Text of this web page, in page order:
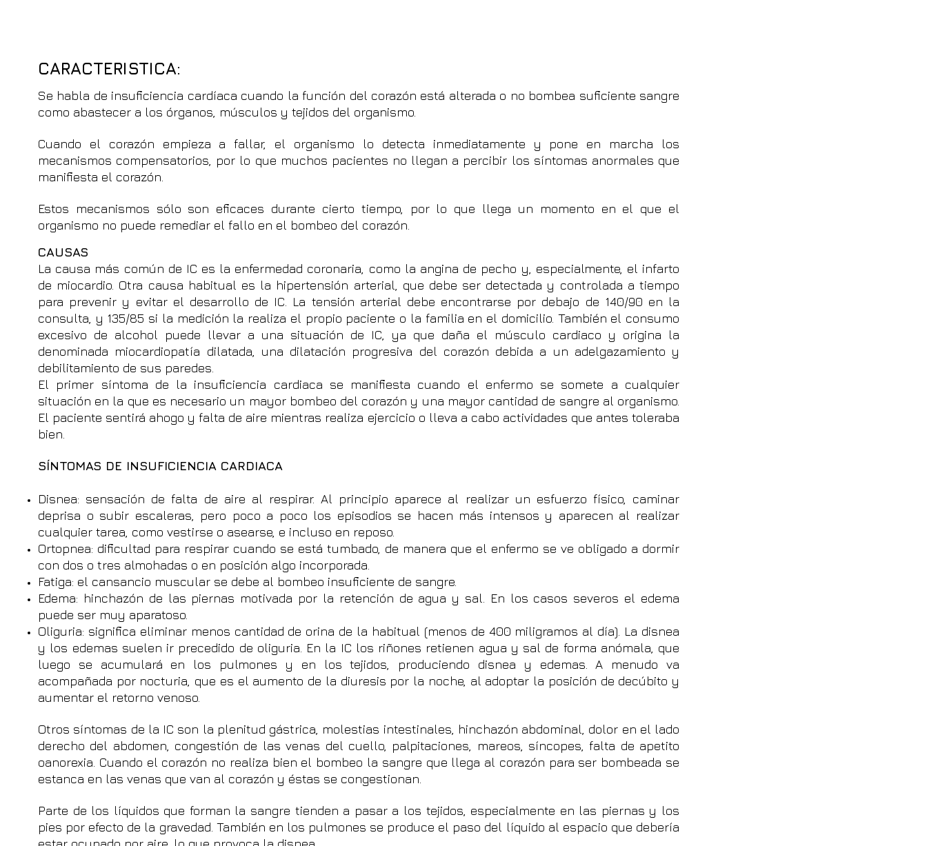
CARACTERISTICA:
Se habla de insuficiencia cardíaca cuando la función del corazón está alterada o no bombea suficiente sangre
como abastecer a los órganos, músculos y tejidos del organismo.
Cuando el corazón empieza a fallar, el organismo lo detecta inmediatamente y pone en marcha los
mecanismos compensatorios, por lo que muchos pacientes no llegan a percibir los síntomas anormales que
manifiesta el corazón.
Estos mecanismos sólo son eficaces durante cierto tiempo, por lo que llega un momento en el que el
organismo no puede remediar el fallo en el bombeo del corazón.
CAUSAS
La causa más común de IC es la enfermedad coronaria, como la angina de pecho y, especialmente, el infarto
de miocardio. Otra causa habitual es la hipertensión arterial, que debe ser detectada y controlada a tiempo
para prevenir y evitar el desarrollo de IC. La tensión arterial debe encontrarse por debajo de 140/90 en la
consulta, y 135/85 si la medición la realiza el propio paciente o la familia en el domicilio. También el consumo
excesivo de alcohol puede llevar a una situación de IC, ya que daña el músculo cardiaco y origina la
denominada miocardiopatía dilatada, una dilatación progresiva del corazón debida a un adelgazamiento y
debilitamiento de sus paredes.
El primer síntoma de la insuficiencia cardiaca se manifiesta cuando el enfermo se somete a cualquier
situación en la que es necesario un mayor bombeo del corazón y una mayor cantidad de sangre al organismo.
El paciente sentirá ahogo y falta de aire mientras realiza ejercicio o lleva a cabo actividades que antes toleraba
bien.
SÍNTOMAS DE INSUFICIENCIA CARDIACA
Disnea: sensación de falta de aire al respirar. Al principio aparece al realizar un esfuerzo físico, caminar
deprisa o subir escaleras, pero poco a poco los episodios se hacen más intensos y aparecen al realizar
cualquier tarea, como vestirse o asearse, e incluso en reposo.
Ortopnea: dificultad para respirar cuando se está tumbado, de manera que el enfermo se ve obligado a dormir
con dos o tres almohadas o en posición algo incorporada.
Fatiga: el cansancio muscular se debe al bombeo insuficiente de sangre.
Edema: hinchazón de las piernas motivada por la retención de agua y sal. En los casos severos el edema
puede ser muy aparatoso.
Oliguria: significa eliminar menos cantidad de orina de la habitual (menos de 400 miligramos al día). La disnea
y los edemas suelen ir precedido de oliguria. En la IC los riñones retienen agua y sal de forma anómala, que
luego se acumulará en los pulmones y en los tejidos, produciendo disnea y edemas. A menudo va
acompañada por nocturia, que es el aumento de la diuresis por la noche, al adoptar la posición de decúbito y
aumentar el retorno venoso.
Otros síntomas de la IC son la plenitud gástrica, molestias intestinales, hinchazón abdominal, dolor en el lado
derecho del abdomen, congestión de las venas del cuello, palpitaciones, mareos, síncopes, falta de apetito
oanorexia. Cuando el corazón no realiza bien el bombeo la sangre que llega al corazón para ser bombeada se
estanca en las venas que van al corazón y éstas se congestionan.
Parte de los líquidos que forman la sangre tienden a pasar a los tejidos, especialmente en las piernas y los
pies por efecto de la gravedad. También en los pulmones se produce el paso del líquido al espacio que debería